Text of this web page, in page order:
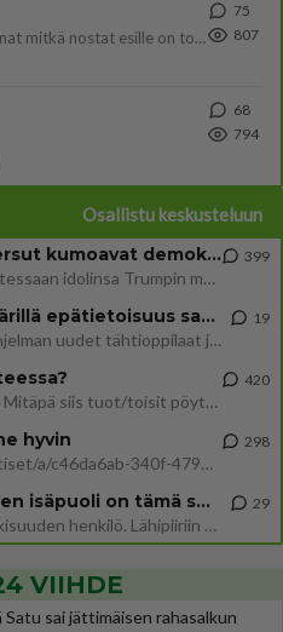
Olipa hyvä kirjoitus, kiitos. Ongelmat mitkä nostat esille on todellisia ja tämä ylimielisyys totta ja se näkyy kaikessa
75
807
68
794
Osallistu keskusteluun
Jos SDP ei voita reilusti, persut kumoavat demokratian Suomesta
Näin tekisi ainakin Rydman seuratessaan idolinsa Trumpin mallia https://www.is.fi/politiikka/art-2000012187244.html
399
Uuden TTK-juontajan ympärillä epätietoisuus sakenee - Nyt MTV hämmentää soppaa
TTK tulee taas tänä syksynä. Ohjelman uudet tähtioppilaat julkistetaan torstaina 6. elokuuta klo 14 alkavassa lehdistö
19
Siinäpä se kysymys on otsikossa. Mitäpä siis tuot/toisit pöytään parisuhteessa? Oletko mies vai nainen? Koetko sen mitä
420
hyvin
https://www.iltalehti.fi/viihdeuutiset/a/c46da6ab-340f-4790-aaa7-0865eed2336 Yrityksen konkurssihakemus on tullut kärä
298
Tiesitkö? Martina Aitolehden isäpuoli on tämä suosittu laulaja
Martina Aitolehti on seurattu julkisuuden henkilö. Lähipiiriin mahtuu muitakin tunnettuja henkilöitä. Tiesitkö, että Ma
29
VIIHDE
sai jättimäisen rahasalkun